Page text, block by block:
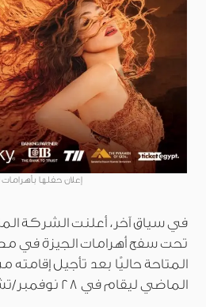
إعلان حفلها بأهرامات
في سياق آخر، أعلنت الشركة
تحت سفح أهرامات الجيزة في
الماضي ليقام في 28 نوفمبر/تشرين الثاني 2026.